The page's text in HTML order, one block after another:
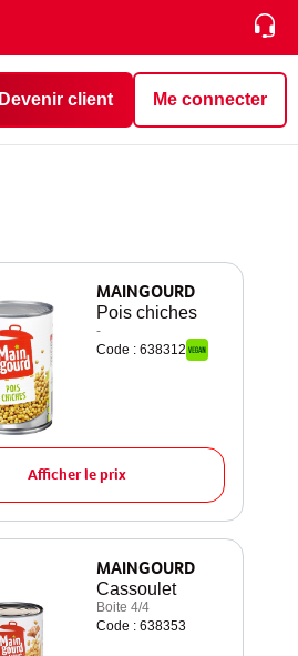
Devenir client Me connecter
MAINGOURD
Pois chiches
-
Code : 638312
Afficher le prix
MAINGOURD
Cassoulet
Boite 4/4
Code : 638353